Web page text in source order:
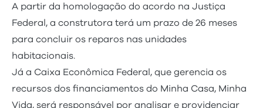
A partir da homologação do acordo na Justiça
Federal, a construtora terá um prazo de 26 meses
para concluir os reparos nas unidades
habitacionais.
Já a Caixa Econômica Federal, que gerencia os
recursos dos financiamentos do Minha Casa, Minha
Vida, será responsável por analisar e providenciar